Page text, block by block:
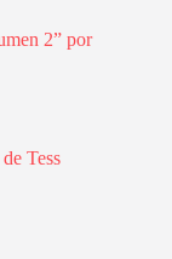
2” por